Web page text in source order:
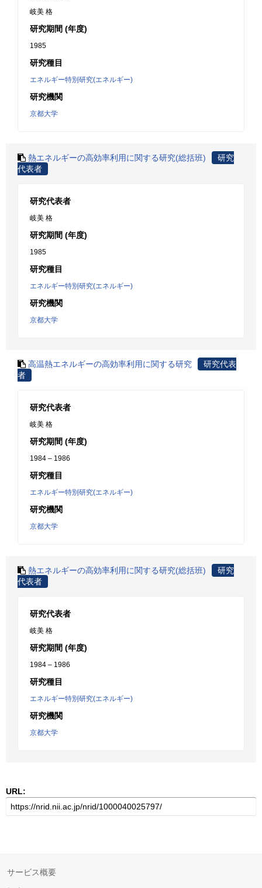
岐美 格
研究期間 (年度)
1985
研究種目
エネルギー特別研究(エネルギー)
研究機関
京都大学
熱エネルギーの高効率利用に関する研究(総括班)
研究
代表者
研究代表者
岐美 格
研究期間 (年度)
1985
研究種目
エネルギー特別研究(エネルギー)
研究機関
京都大学
高温熱エネルギーの高効率利用に関する研究
研究代表
者
研究代表者
岐美 格
研究期間 (年度)
1984 – 1986
研究種目
エネルギー特別研究(エネルギー)
研究機関
京都大学
熱エネルギーの高効率利用に関する研究(総括班)
研究
代表者
研究代表者
岐美 格
研究期間 (年度)
1984 – 1986
研究種目
エネルギー特別研究(エネルギー)
研究機関
京都大学
URL:
サービス概要